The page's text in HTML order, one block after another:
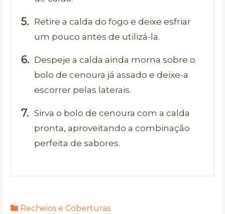
Retire a calda do fogo e deixe esfriar
um pouco antes de utilizá-la.
Despeje a calda ainda morna sobre o
bolo de cenoura já assado e deixe-a
escorrer pelas laterais.
Sirva o bolo de cenoura com a calda
pronta, aproveitando a combinação
perfeita de sabores.
Recheios e Coberturas